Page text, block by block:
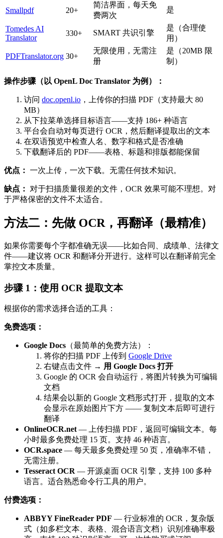
Smallpdf 20+
简洁界面，每天免
费两次
是
Tomedes AI
Translator
330+ SMART 共识引擎
是（合理使
用）
PDFTranslator.org 30+
无限使用，无需注
册
是（20MB 限
制）
操作步骤（以 OpenL Doc Translator 为例）：
访问 doc.openl.io ，上传你的扫描 PDF（支持最大 80
MB）
从下拉菜单选择目标语言——支持 186+ 种语言
平台会自动对每页进行 OCR，然后翻译提取出的文本
在双语预览中检查人名、数字和格式是否准确
下载翻译后的 PDF——表格、标题和排版都能保留
优点： 一次上传，一次下载。无需任何技术知识。
缺点：
对于扫描质量很差的文件，OCR 效果可能不理想。对
于严格保密的文件不太适合。
方法二：先做 OCR，再翻译（最精准）
如果你需要每个字都准确无误——比如合同、成绩单、法律文
件——建议将 OCR 和翻译分开进行。这样可以在翻译前完全
掌控文本质量。
步骤 1：使用 OCR 提取文本
根据你的需求选择合适的工具：
免费选项：
Google Docs （最简单的免费方法）：
将你的扫描 PDF 上传到 Google Drive
右键点击文件 → 用 Google Docs 打开
Google 的 OCR 会自动运行，将图片转换为可编辑
文档
结果会以新的 Google 文档形式打开，提取的文本
会显示在原始图片下方 —— 复制文本后即可进行
翻译
OnlineOCR.net — 上传扫描 PDF，返回可编辑文本。每
小时最多免费处理 15 页。支持 46 种语言。
OCR.space — 每天最多免费处理 50 页，准确率不错，
无需注册。
Tesseract OCR — 开源桌面 OCR 引擎，支持 100 多种
语言。适合熟悉命令行工具的用户。
付费选项：
ABBYY FineReader PDF — 行业标准的 OCR，复杂版
式（如多栏文本、表格、混合语言文档）识别准确率极